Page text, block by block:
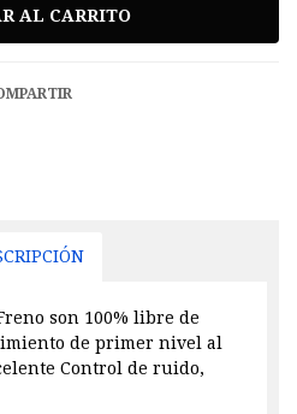
son 100% libre de
de primer nivel al
Control de ruido,